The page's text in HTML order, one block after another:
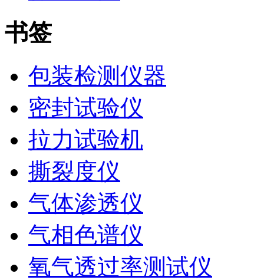
书签
包装检测仪器
密封试验仪
拉力试验机
撕裂度仪
气体渗透仪
气相色谱仪
氧气透过率测试仪